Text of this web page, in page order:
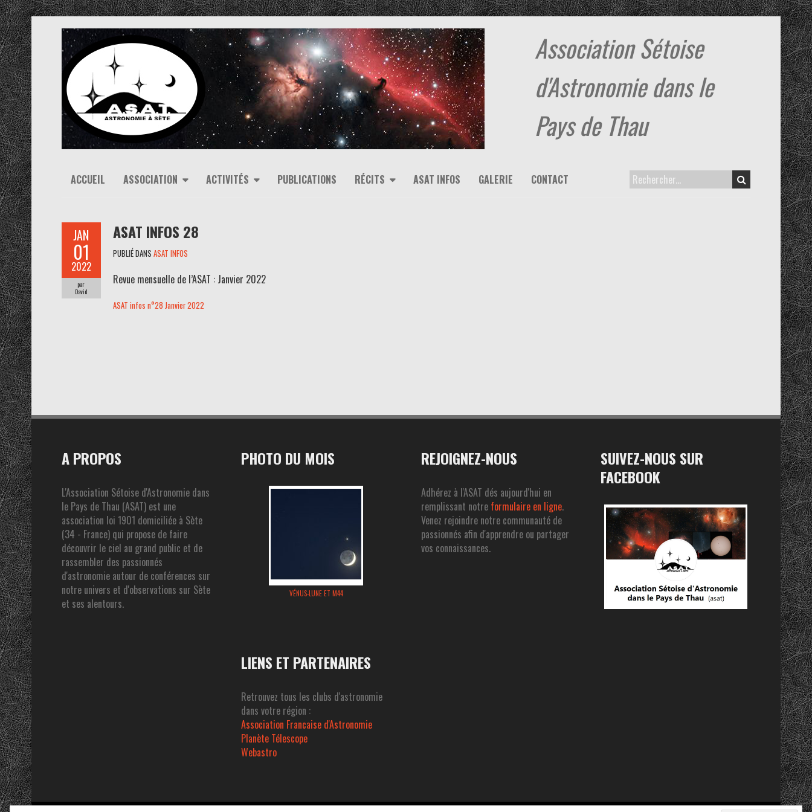
Association Sétoise
d'Astronomie dans le
Pays de Thau
ACCUEIL ASSOCIATION ACTIVITÉS PUBLICATIONS RÉCITS ASAT INFOS GALERIE CONTACT
JAN
01
2022
par
David
ASAT INFOS 28
PUBLIÉ DANS ASAT INFOS
Revue mensuelle de l’ASAT : Janvier 2022
ASAT infos n°28 Janvier 2022
A PROPOS
L'Association Sétoise d'Astronomie dans
le Pays de Thau (ASAT) est une
association loi 1901 domiciliée à Sète
(34 - France) qui propose de faire
découvrir le ciel au grand public et de
rassembler des passionnés
d'astronomie autour de conférences sur
notre univers et d'observations sur Sète
et ses alentours.
PHOTO DU MOIS
VÉNUS-LUNE ET M44
REJOIGNEZ-NOUS
Adhérez à l'ASAT dés aujourd'hui en
remplissant notre formulaire en ligne.
Venez rejoindre notre communauté de
passionnés afin d'apprendre ou partager
vos connaissances.
SUIVEZ-NOUS SUR
FACEBOOK
LIENS ET PARTENAIRES
Retrouvez tous les clubs d'astronomie
dans votre région :
Association Francaise d'Astronomie
Planète Télescope
Webastro